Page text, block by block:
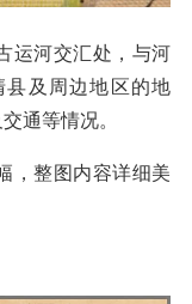
运河交汇处，与河
及周边地区的地
通等情况。
，整图内容详细美